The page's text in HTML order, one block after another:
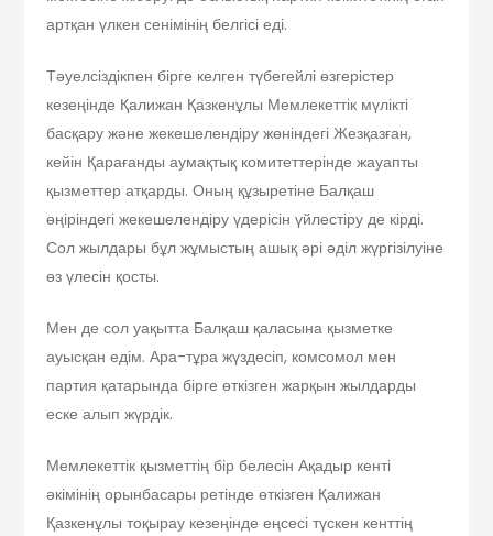
артқан үлкен сенімінің белгісі еді.
Тәуелсіздікпен бірге келген түбегейлі өзгерістер
кезеңінде Қалижан Қазкенұлы Мемлекеттік мүлікті
басқару және жекешелендіру жөніндегі Жезқазған,
кейін Қарағанды аумақтық комитеттерінде жауапты
қызметтер атқарды. Оның құзыретіне Балқаш
өңіріндегі жекешелендіру үдерісін үйлестіру де кірді.
Сол жылдары бұл жұмыстың ашық әрі әділ жүргізілуіне
өз үлесін қосты.
Мен де сол уақытта Балқаш қаласына қызметке
ауысқан едім. Ара-тұра жүздесіп, комсомол мен
партия қатарында бірге өткізген жарқын жылдарды
еске алып жүрдік.
Мемлекеттік қызметтің бір белесін Ақадыр кенті
әкімінің орынбасары ретінде өткізген Қалижан
Қазкенұлы тоқырау кезеңінде еңсесі түскен кенттің